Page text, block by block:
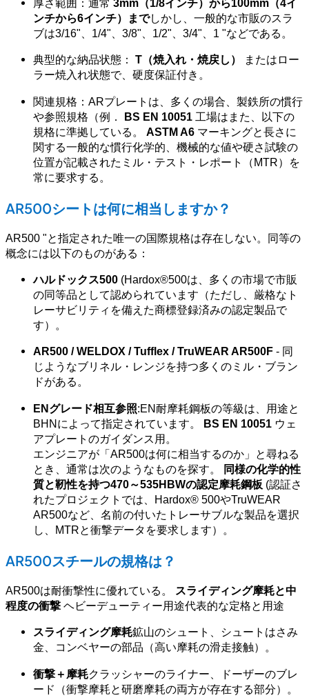
厚さ範囲：通常 3mm（1/8インチ）から100mm（4イ
ンチから6インチ）までしかし、一般的な市販のスラ
ブは3/16"、1/4"、3/8"、1/2"、3/4"、1 "などである。
典型的な納品状態： T（焼入れ・焼戻し）
またはロー
ラー焼入れ状態で、硬度保証付き。
関連規格：ARプレートは、多くの場合、製鉄所の慣行
や参照規格（例． BS EN 10051 工場はまた、以下の
規格に準拠している。 ASTM A6 マーキングと長さに
関する一般的な慣行化学的、機械的な値や硬さ試験の
位置が記載されたミル・テスト・レポート（MTR）を
常に要求する。
AR500シートは何に相当しますか？
AR500 "と指定された唯一の国際規格は存在しない。同等の
概念には以下のものがある：
ハルドックス500 (Hardox®500は、多くの市場で市販
の同等品として認められています（ただし、厳格なト
レーサビリティを備えた商標登録済みの認定製品で
す）。
AR500 / WELDOX / Tufflex / TruWEAR AR500F - 同
じようなブリネル・レンジを持つ多くのミル・ブラン
ドがある。
ENグレード相互参照:EN耐摩耗鋼板の等級は、用途と
BHNによって指定されています。 BS EN 10051 ウェ
アプレートのガイダンス用。
エンジニアが「AR500は何に相当するのか」と尋ねる
とき、通常は次のようなものを探す。
同様の化学的性
質と靭性を持つ470～535HBWの認定摩耗鋼板 (認証さ
れたプロジェクトでは、Hardox® 500やTruWEAR
AR500など、名前の付いたトレーサブルな製品を選択
し、MTRと衝撃データを要求します）。
AR500スチールの規格は？
AR500は耐衝撃性に優れている。
スライディング摩耗と中
程度の衝撃 ヘビーデューティー用途代表的な定格と用途
スライディング摩耗鉱山のシュート、シュートはさみ
金、コンベヤーの部品（高い摩耗の滑走接触）。
衝撃＋摩耗クラッシャーのライナー、ドーザーのブレ
ード（衝撃摩耗と研磨摩耗の両方が存在する部分）。